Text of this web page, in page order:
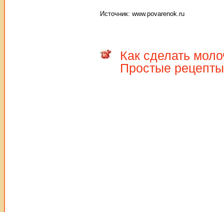
Источник: www.povarenok.ru
Как сделать
Простые рецепты